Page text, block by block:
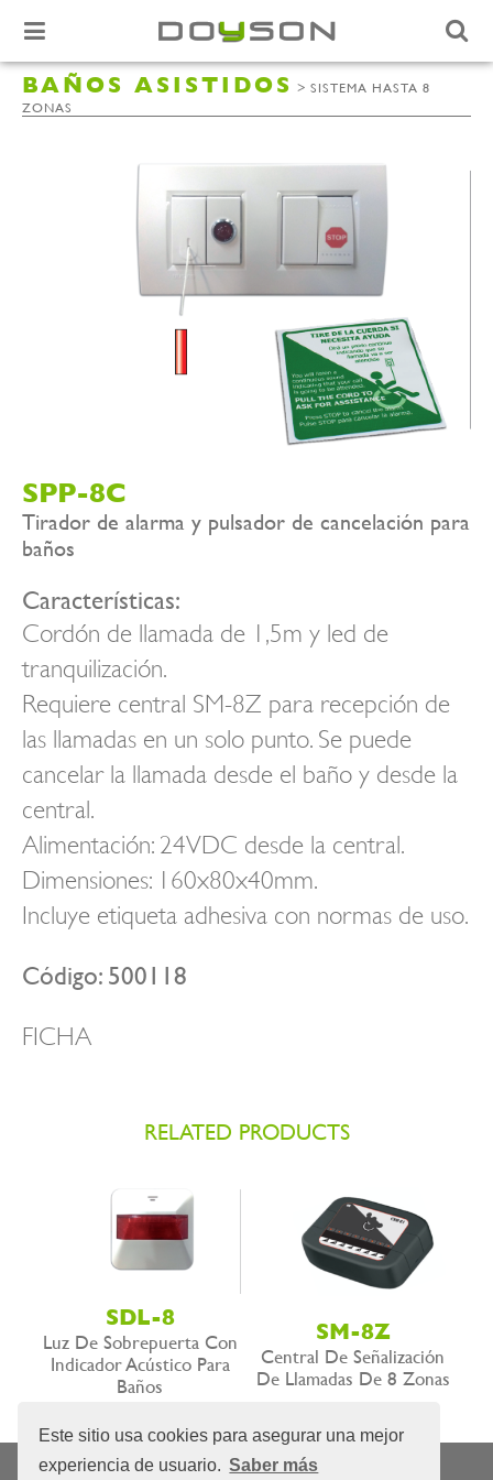
Este sitio usa cookies para asegurar una mejor
experiencia de usuario. Saber más
BAÑOS ASISTIDOS > SISTEMA HASTA 8
ZONAS
SPP-8C
Tirador de alarma y pulsador de cancelación para
baños
Características:
Cordón de llamada de 1,5m y led de
tranquilización.
Requiere central SM-8Z para recepción de
las llamadas en un solo punto. Se puede
cancelar la llamada desde el baño y desde la
central.
Alimentación: 24VDC desde la central.
Dimensiones: 160x80x40mm.
Incluye etiqueta adhesiva con normas de uso.
Código: 500118
FICHA
RELATED PRODUCTS
SDL-8
Luz De Sobrepuerta Con
Indicador Acústico Para
Baños
SM-8Z
Central De Señalización
De Llamadas De 8 Zonas
Nota Legal Privacidad Política de cookies